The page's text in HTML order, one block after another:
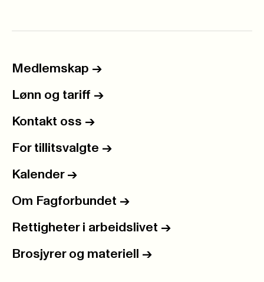
Medlemskap ->
Lønn og tariff ->
Kontakt oss ->
For tillitsvalgte ->
Kalender ->
Om Fagforbundet ->
Rettigheter i arbeidslivet ->
Brosjyrer og materiell ->